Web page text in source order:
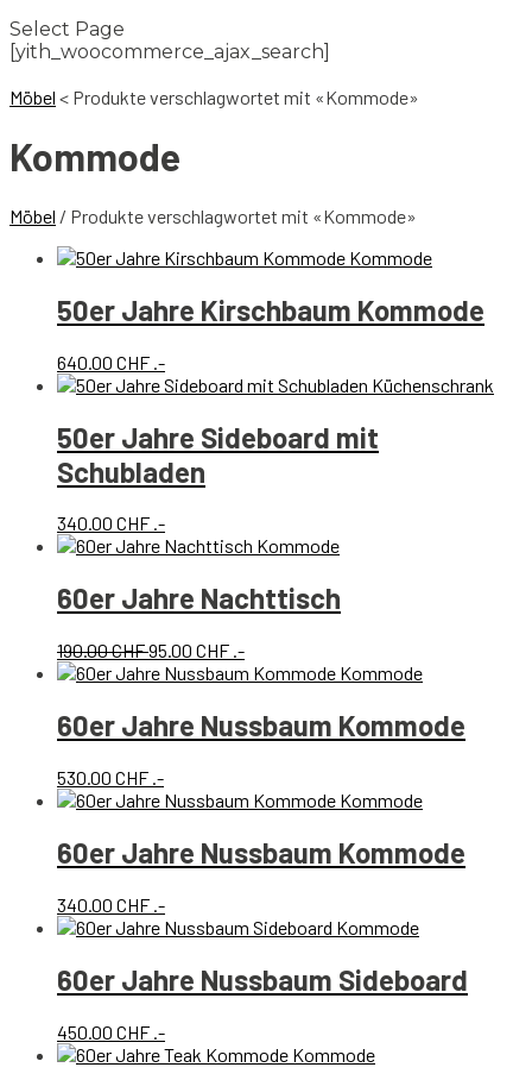
Select Page
[yith_woocommerce_ajax_search]
Möbel < Produkte verschlagwortet mit «Kommode»
Kommode
Möbel / Produkte verschlagwortet mit «Kommode»
50er Jahre Kirschbaum Kommode
640.00 CHF .-
50er Jahre Sideboard mit
Schubladen
340.00 CHF .-
60er Jahre Nachttisch
190.00CHFUrsprünglicher
Preis
190.00 CHF
95.00 CHF Aktueller
Preis
95.00 CHF.
.-
60er Jahre Nussbaum Kommode
530.00 CHF .-
60er Jahre Nussbaum Kommode
340.00 CHF .-
60er Jahre Nussbaum Sideboard
450.00 CHF .-